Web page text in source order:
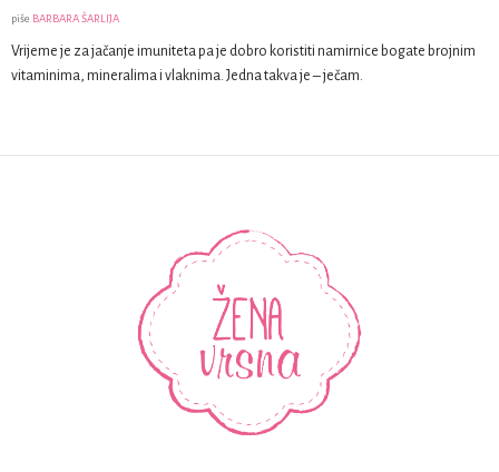
piše BARBARA ŠARLIJA
Vrijeme je za jačanje imuniteta pa je dobro koristiti namirnice bogate brojnim
vitaminima, mineralima i vlaknima. Jedna takva je – ječam.